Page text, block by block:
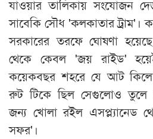
যাওয়ার তালিকায় সংযোজন
সাবেকি সৌধ 'কলকাতার ট্রাম'।
সরকারের তরফে ঘোষণা
থেকে কেবল 'জয় রাইড'
কয়েকবছর শহরে যে আট
রুট টিকে ছিল সেগুলোও তুলে
জন্য খোলা রইল এসপ্ল্যানেড
সফর'।